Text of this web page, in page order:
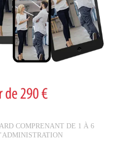
COMPRENANT DE 1 À 6